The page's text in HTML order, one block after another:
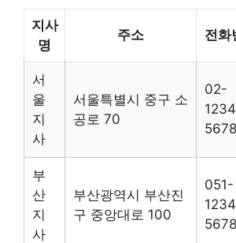
지사
명
주소 전화
서
울
지
사
서울특별시 중구 소
공로 70
02-
5678
부
산
지
사
부산광역시 부산진
구 중앙대로 100
051-
5678